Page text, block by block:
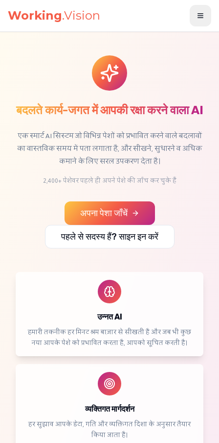
Working.Vision
बदलते कार्य-जगत में आपकी रक्षा करने वाला AI
एक स्मार्ट AI सिस्टम जो विभिन्न पेशों को प्रभावित करने वाले बदलावों
का वास्तविक समय में पता लगाता है, और सीखने, सुधारने व अधिक
कमाने के लिए सरल उपकरण देता है।
2,400+ पेशेवर पहले ही अपने पेशे की जाँच कर चुके हैं
अपना पेशा जाँचें
पहले से सदस्य हैं? साइन इन करें
उन्नत AI
हमारी तकनीक हर मिनट श्रम बाज़ार से सीखती है और जब भी कुछ
नया आपके पेशे को प्रभावित करता है, आपको सूचित करती है।
व्यक्तिगत मार्गदर्शन
हर सुझाव आपके डेटा, गति और व्यक्तिगत दिशा के अनुसार तैयार
किया जाता है।